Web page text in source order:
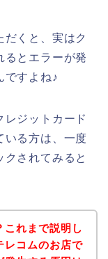
くと、実はク
るとエラーが発
ですよね♪
レジットカード
いる方は、一度
されてみると
これまで説明し
レコムのお店で